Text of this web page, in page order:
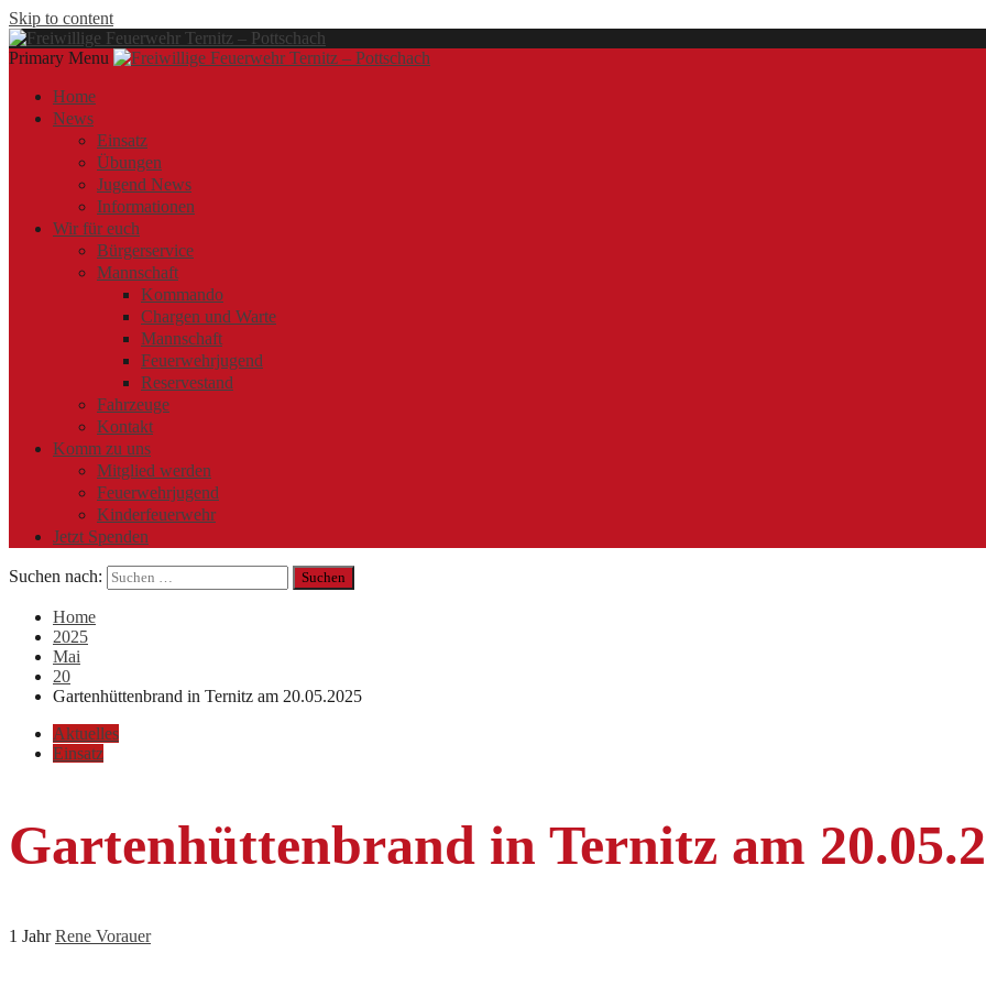
Skip to content
Primary Menu
Freiwillige Feuerwehr Ternitz – Pottschach
Home
News
Einsatz
Übungen
Jugend News
Informationen
Wir für euch
Bürgerservice
Mannschaft
Kommando
Chargen und Warte
Mannschaft
Feuerwehrjugend
Reservestand
Fahrzeuge
Kontakt
Komm zu uns
Mitglied werden
Feuerwehrjugend
Kinderfeuerwehr
Jetzt Spenden
Suchen nach:
Home
2025
Mai
20
Gartenhüttenbrand in Ternitz am 20.05.2025
Aktuelles
Einsatz
Gartenhüttenbrand in Ternitz am
1 JahrRene Vorauer